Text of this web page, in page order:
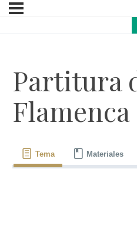
Partitura
Flamenca
Tema Materiales